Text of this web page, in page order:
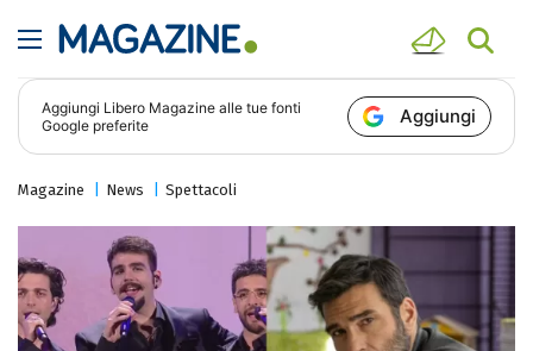
Aggiungi Libero Magazine alle tue fonti
Google preferite
Aggiungi
Magazine News Spettacoli